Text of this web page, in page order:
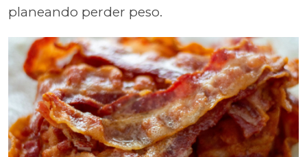
planeando perder peso.